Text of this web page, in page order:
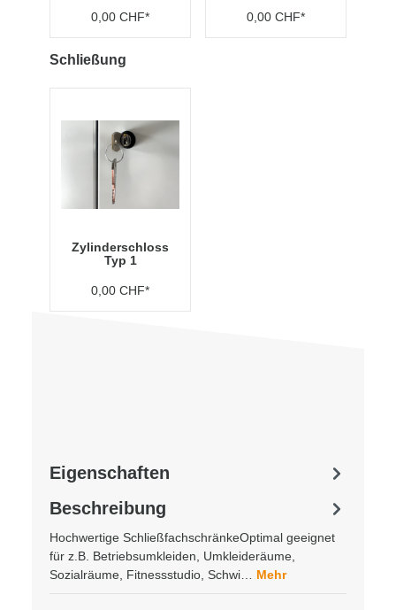
0,00 CHF* 0,00 CHF*
Schließung
Zylinderschloss
Typ 1
0,00 CHF*
Beschreibung
Hochwertige SchließfachschränkeOptimal geeignet
für z.B. Betriebsumkleiden, Umkleideräume,
Sozialräume, Fitnessstudio, Schwi… Mehr
Eigenschaften